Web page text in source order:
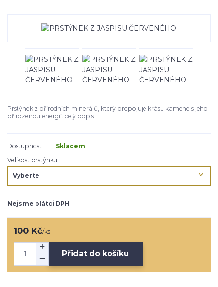
Prstýnek z přírodních minerálů, který propojuje krásu kamene s jeho
přirozenou energií. celý popis
Dostupnost
Skladem
Velikost prstýnku
Nejsme plátci DPH
100 Kč/ks
Přidat do košíku